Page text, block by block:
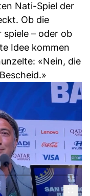
Nati-Spiel der
Ob die
– oder ob
Idee kommen
«Nein, die